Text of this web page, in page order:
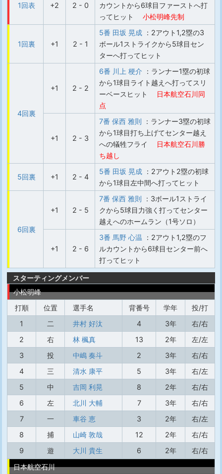
1回表 +2 2 - 0
カウントから6球目ファーストへ打
ってヒット
小松明峰先制
1回裏 +1 2 - 1
5番 田坂 晃成 ：2アウト1,2塁の3
ボール1ストライクから5球目セン
ターへ打ってヒット
4回裏
+1 2 - 2
6番 川上 梗介 ：ランナー1塁の初球
から1球目ライト越えへ打ってスリ
ーベースヒット
日本航空石川同
点
+1 2 - 3
7番 保西 雅則 ：ランナー3塁の初球
から1球目打ち上げてセンター越え
への犠牲フライ
日本航空石川勝
ち越し
5回裏 +1 2 - 4
5番 田坂 晃成 ：2アウト2塁の初球
から1球目左中間へ打ってヒット
6回裏
+1 2 - 5
7番 保西 雅則 ：3ボール1ストライ
クから5球目力強く打ってセンター
越えへのホームラン（1号ソロ）
+1 2 - 6
3番 馬野 心温 ：2アウト1,2塁のフ
ルカウントから6球目センター前へ
打ってヒット
スターティングメンバー
小松明峰
打順
位置 選手名 背番号 学年
投/打
1
二 井村 好汰 4 3年
右/右
2
右 林 楓真 13 2年
左/左
3
投 中嶋 奏斗 2 3年
右/右
4
三 清水 康平 5 3年
右/左
5
中 吉岡 利晃 8 2年
右/右
6
左 北川 大輔 7 3年
右/右
7
一 車谷 恵 3 2年
右/左
8
捕 山崎 敦哉 12 2年
右/右
9
遊 大川 貴生 6 2年
右/右
日本航空石川